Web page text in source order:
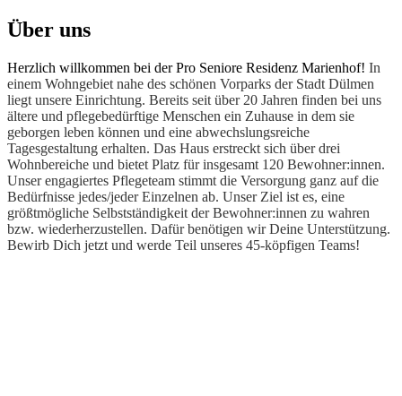
Über uns
Herzlich willkommen bei der Pro Seniore Residenz Marienhof! In
einem Wohngebiet nahe des schönen Vorparks der Stadt Dülmen
liegt unsere Einrichtung. Bereits seit über 20 Jahren finden bei uns
ältere und pflegebedürftige Menschen ein Zuhause in dem sie
geborgen leben können und eine abwechslungsreiche
Tagesgestaltung erhalten. Das Haus erstreckt sich über drei
Wohnbereiche und bietet Platz für insgesamt 120 Bewohner:innen.
Unser engagiertes Pflegeteam stimmt die Versorgung ganz auf die
Bedürfnisse jedes/jeder Einzelnen ab. Unser Ziel ist es, eine
größtmögliche Selbstständigkeit der Bewohner:innen zu wahren
bzw. wiederherzustellen. Dafür benötigen wir Deine Unterstützung.
Bewirb Dich jetzt und werde Teil unseres 45-köpfigen Teams!